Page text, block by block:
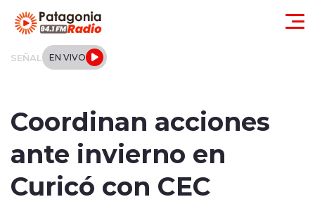
SEÑAL EN VIVO
Local
Coordinan acciones
ante invierno en
Curicó con CEC